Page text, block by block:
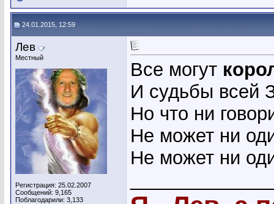
24.01.2015, 12:59
Лев
Местный
Регистрация: 25.02.2007
Сообщений: 9,165
Поблагодарили: 3,133
Все могут
И судьбы всей
Но что ни
Не может ни
Не может ни